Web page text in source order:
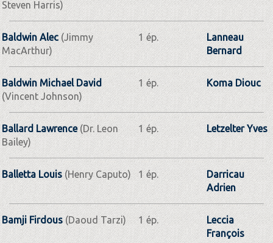
Steven Harris)
Baldwin Alec (Jimmy
MacArthur)
1 ép.
Lanneau
Bernard
Baldwin Michael David
(Vincent Johnson)
1 ép. Koma Diouc
Ballard Lawrence(Dr. Leon
Bailey)
1 ép. Letzelter Yves
Balletta Louis (Henry Caputo) 1 ép.
Darricau
Adrien
Bamji Firdous(Daoud Tarzi) 1 ép.
Leccia
François